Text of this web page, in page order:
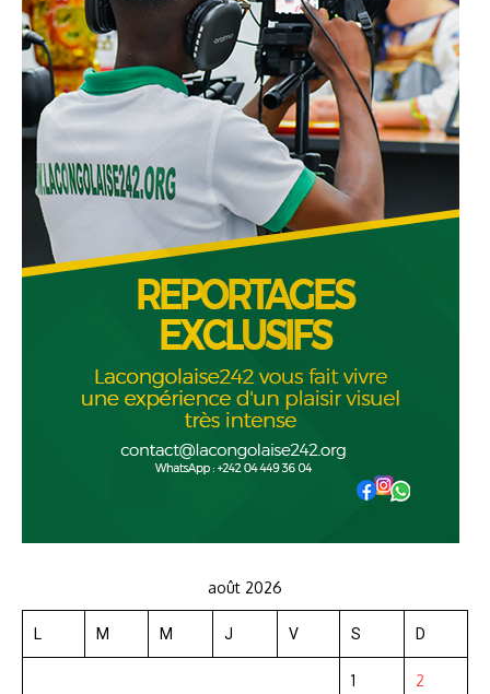
août 2026
L M M J V S D
1 2